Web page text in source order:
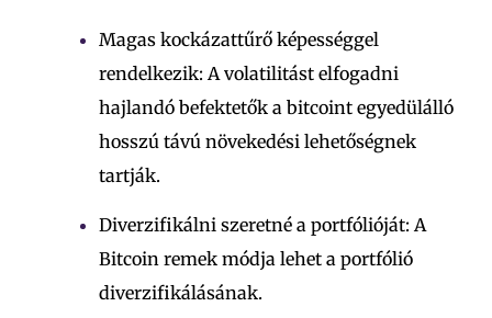
Magas kockázattűrő képességgel
rendelkezik: A volatilitást elfogadni
hajlandó befektetők a bitcoint egyedülálló
hosszú távú növekedési lehetőségnek
tartják.
Diverzifikálni szeretné a portfólióját: A
Bitcoin remek módja lehet a portfólió
diverzifikálásának.